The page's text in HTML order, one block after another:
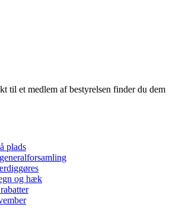
til et medlem af bestyrelsen finder du dem
plads
og hæk